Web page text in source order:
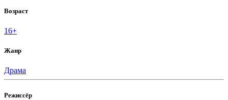
Возраст
16+
Жанр
Драма
Режиссёр